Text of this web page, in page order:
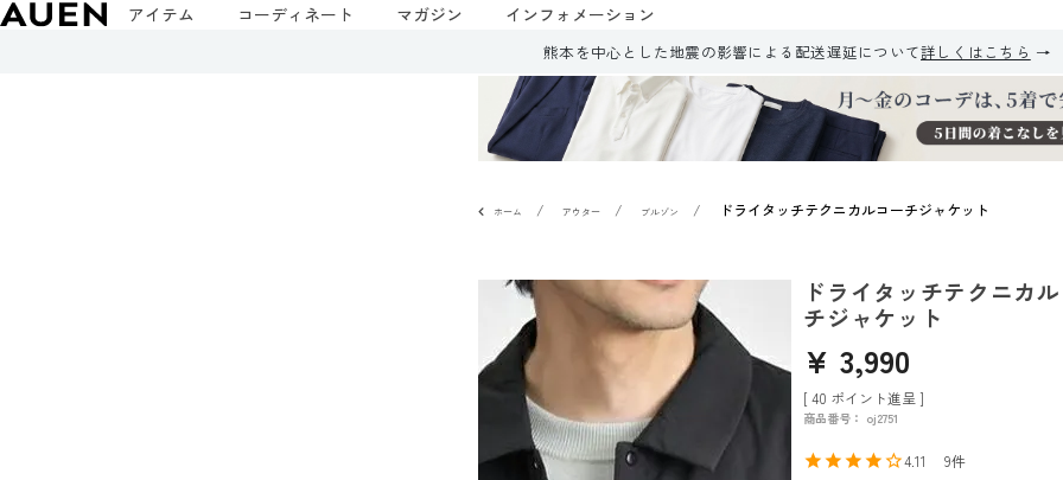
アイテム コーディネート マガジン インフォメーション
熊本を中心とした地震の影響による配送遅延について詳しくはこちら
ホーム アウター ブルゾン ドライタッチテクニカルコーチジャケット
ドライタッチテクニカ
チジャケット
¥ 3,990
[ 40 ポイント進呈 ]
商品番号 oj2751
4.11
9